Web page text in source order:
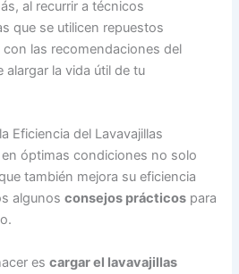
al recurrir a técnicos
que se utilicen repuestos
las recomendaciones del
alargar la vida útil de tu
Eficiencia del Lavavajillas
óptimas condiciones no solo
también mejora su eficiencia
algunosconsejos prácticos para
escargar el lavavajillas